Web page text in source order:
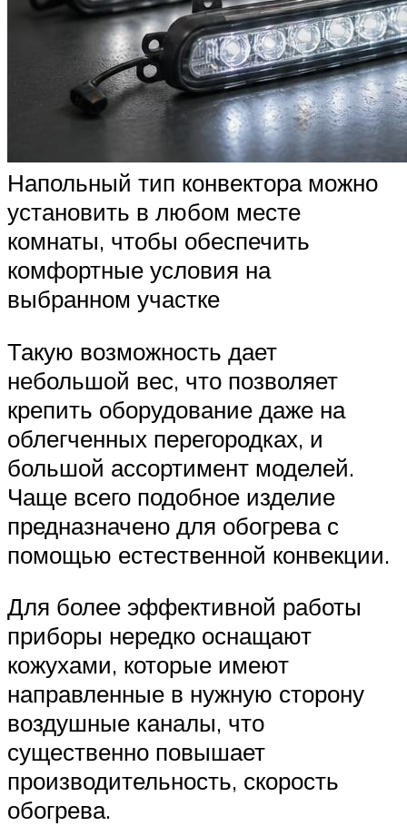
Напольный тип конвектора можно
установить в любом месте
комнаты, чтобы обеспечить
комфортные условия на
выбранном участке
Такую возможность дает
небольшой вес, что позволяет
крепить оборудование даже на
облегченных перегородках, и
большой ассортимент моделей.
Чаще всего подобное изделие
предназначено для обогрева с
помощью естественной конвекции.
Для более эффективной работы
приборы нередко оснащают
кожухами, которые имеют
направленные в нужную сторону
воздушные каналы, что
существенно повышает
производительность, скорость
обогрева.